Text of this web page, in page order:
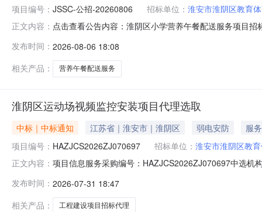
项目编号： JSSC-公招-20260806 招标单位： 淮安市淮阴区教育
正文内容： 点击查看公告内容：淮阴区小学营养午餐配送服务项目招
发布时间： 2026-08-06 18:08
相关产品：
营养午餐配送服务
淮阴区运动场视频监控安装项目代理选取
中标｜中标通知 江苏省｜淮安市｜淮阴区 弱电安防
服务
项目编号： HAZJCS2026ZJ070697 招标单位： 淮安市淮阴区教
正文内容： 项目信息服务采购编号：HAZJCS2026ZJ070697中选机
结束后，付款。项目建设内容：全过程代理项目，编制
发布时间： 2026-07-31 18:47
相关产品：
工程建设项目招标代理